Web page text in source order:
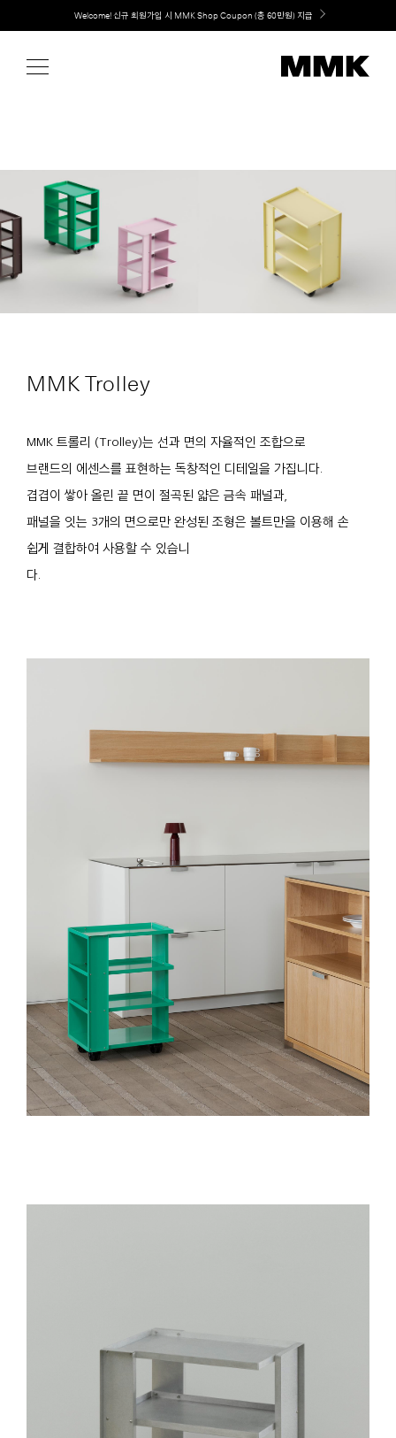
content
Welcome! 신규 회원가입 시 MMK Shop Coupon (총 60만원) 지급
MMK Trolley
MMK 트롤리 (Trolley)는 선과 면의 자율적인 조합으로
브랜드의 에센스를 표현하는 독창적인 디테일을 가집니다.
겹겹이 쌓아 올린 끝 면이 절곡된 얇은 금속 패널과,
패널을 잇는 3개의 면으로만 완성된 조형은 볼트만을 이용해 손
쉽게 결합하여 사용할 수 있습니
다.